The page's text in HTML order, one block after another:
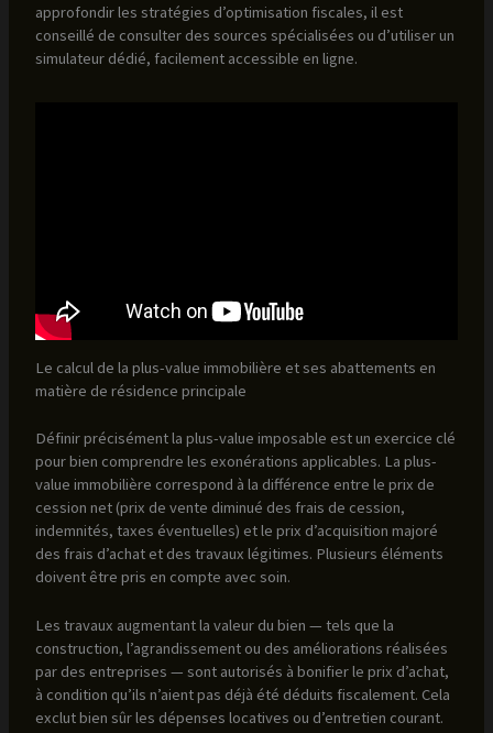
approfondir les stratégies d’optimisation fiscales, il est
conseillé de consulter des sources spécialisées ou d’utiliser un
simulateur dédié, facilement accessible en ligne.
Le calcul de la plus-value immobilière et ses abattements en
matière de résidence principale
Définir précisément la plus-value imposable est un exercice clé
pour bien comprendre les exonérations applicables. La plus-
value immobilière correspond à la différence entre le prix de
cession net (prix de vente diminué des frais de cession,
indemnités, taxes éventuelles) et le prix d’acquisition majoré
des frais d’achat et des travaux légitimes. Plusieurs éléments
doivent être pris en compte avec soin.
Les travaux augmentant la valeur du bien — tels que la
construction, l’agrandissement ou des améliorations réalisées
par des entreprises — sont autorisés à bonifier le prix d’achat,
à condition qu’ils n’aient pas déjà été déduits fiscalement. Cela
exclut bien sûr les dépenses locatives ou d’entretien courant.